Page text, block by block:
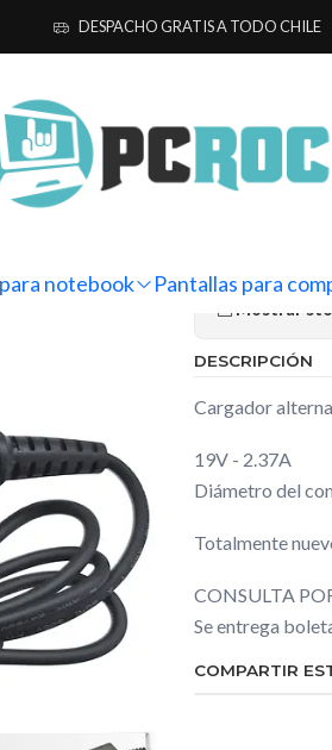
notebook Pantallas para
DESPACHO GRATIS A TODO CHILE
Alternativos Acer Cargador Alternativo
Aspire
Mostrar
DESCRIPCIÓN
Cargador
19V - 2.37A
Diámetro del
Totalmente
CONSULTA
Se entrega
COMPARTIR